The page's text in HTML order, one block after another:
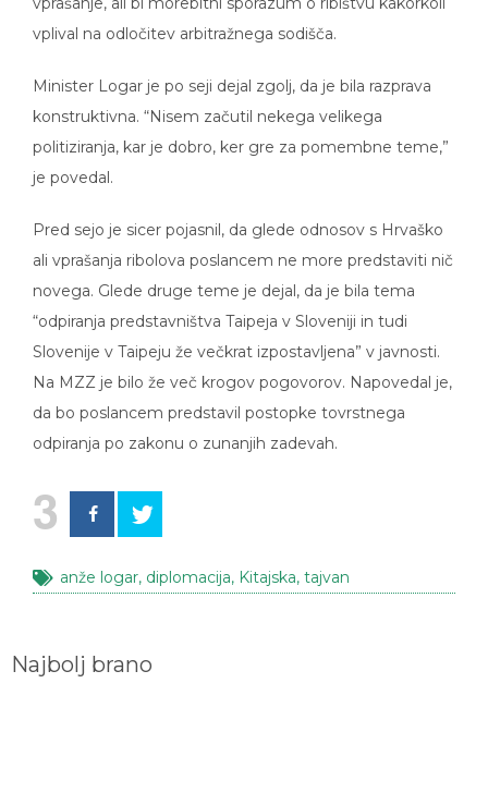
vplival na odločitev arbitražnega sodišča.
Minister Logar je po seji dejal zgolj, da je bila razprava
konstruktivna. “Nisem začutil nekega velikega
politiziranja, kar je dobro, ker gre za pomembne teme,”
je povedal.
Pred sejo je sicer pojasnil, da glede odnosov s Hrvaško
ali vprašanja ribolova poslancem ne more predstaviti nič
novega. Glede druge teme je dejal, da je bila tema
“odpiranja predstavništva Taipeja v Sloveniji in tudi
Slovenije v Taipeju že večkrat izpostavljena” v javnosti.
Na MZZ je bilo že več krogov pogovorov. Napovedal je,
da bo poslancem predstavil postopke tovrstnega
odpiranja po zakonu o zunanjih zadevah.
3
anže logar, diplomacija, Kitajska, tajvan
Najbolj brano